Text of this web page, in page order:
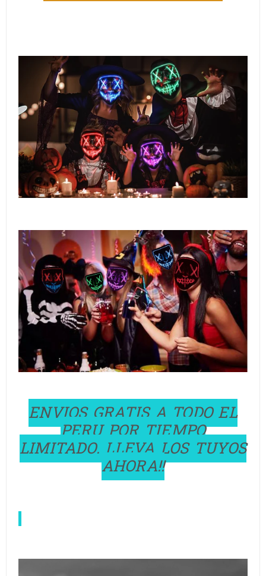
ENVIOS GRATIS A TODO EL
PERU POR TIEMPO
LIMITADO. LLEVA LOS TUYOS
AHORA!!